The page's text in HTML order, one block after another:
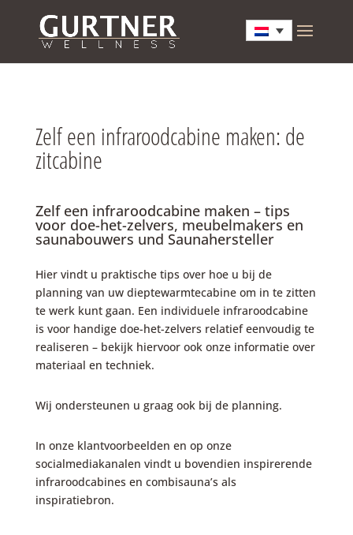
Zelf een infraroodcabine maken: de
zitcabine
Zelf een infraroodcabine maken – tips
voor doe-het-zelvers, meubelmakers en
saunabouwers und Saunahersteller
Hier vindt u praktische tips over hoe u bij de
planning van uw dieptewarmtecabine om in te zitten
te werk kunt gaan. Een individuele infraroodcabine
is voor handige doe-het-zelvers relatief eenvoudig te
realiseren – bekijk hiervoor ook onze informatie over
materiaal en techniek.
Wij ondersteunen u graag ook bij de planning.
In onze klantvoorbeelden en op onze
socialmediakanalen vindt u bovendien inspirerende
infraroodcabines en combisauna’s als
inspiratiebron.